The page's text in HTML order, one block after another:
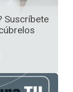
Suscríbete